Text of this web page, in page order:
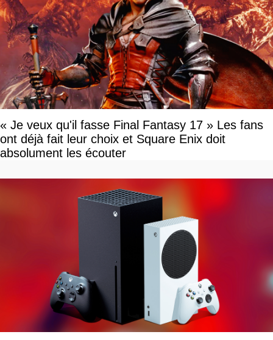
« Je veux qu'il fasse Final Fantasy 17 » Les fans
ont déjà fait leur choix et Square Enix doit
absolument les écouter